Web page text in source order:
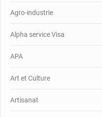
Agro-industrie
Alpha service Visa
APA
Art et Culture
Artisanat